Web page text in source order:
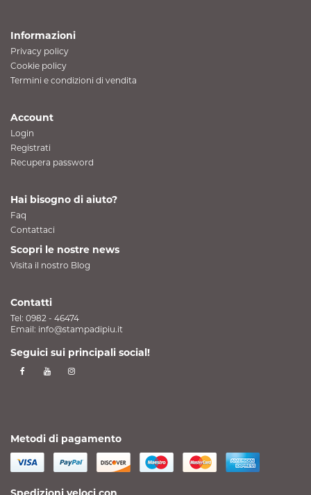
Informazioni
Privacy policy
Cookie policy
Termini e condizioni di vendita
Account
Login
Registrati
Recupera password
Hai bisogno di aiuto?
Faq
Contattaci
Scopri le nostre news
Visita il nostro Blog
Contatti
Tel: 0982 - 46474
Email: info@stampadipiu.it
Seguici sui principali social!
Metodi di pagamento